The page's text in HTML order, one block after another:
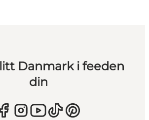
Danmark i feeden
din